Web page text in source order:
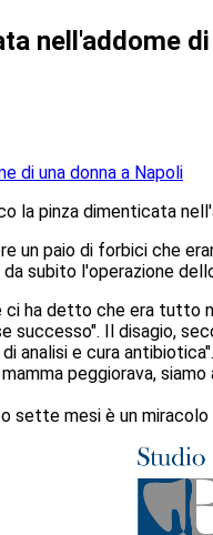
nell'addome
la pinza dimenticata
un paio di forbici che
da subito l'operazione
ha detto che era tutto
successo". Il disagio,
analisi e cura antibiotica".
peggiorava,
sette mesi è un miracolo